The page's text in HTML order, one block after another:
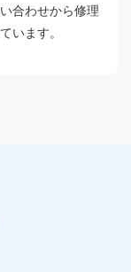
合わせから修理
います。